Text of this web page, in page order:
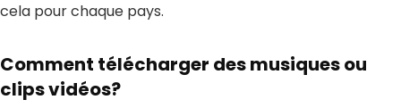
cela pour chaque pays.
Comment télécharger des musiques ou
clips vidéos?